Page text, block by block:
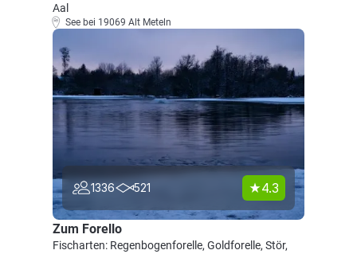
Aal
See bei 19069 Alt Meteln
1336 521 4.3
Zum Forello
Fischarten: Regenbogenforelle, Goldforelle, Stör,